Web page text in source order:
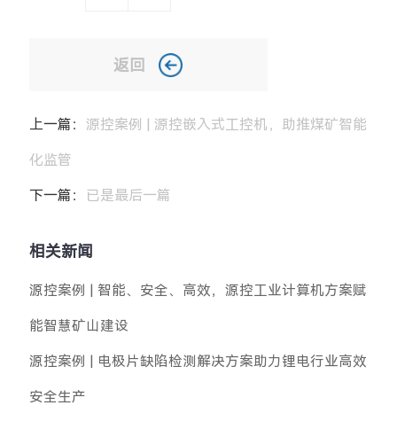
返回
上一篇： 源控案例 | 源控嵌入式工控机，助推煤矿智能
化监管
下一篇： 已是最后一篇
相关新闻
源控案例 | 智能、安全、高效，源控工业计算机方案赋
能智慧矿山建设
源控案例 | 电极片缺陷检测解决方案助力锂电行业高效
安全生产